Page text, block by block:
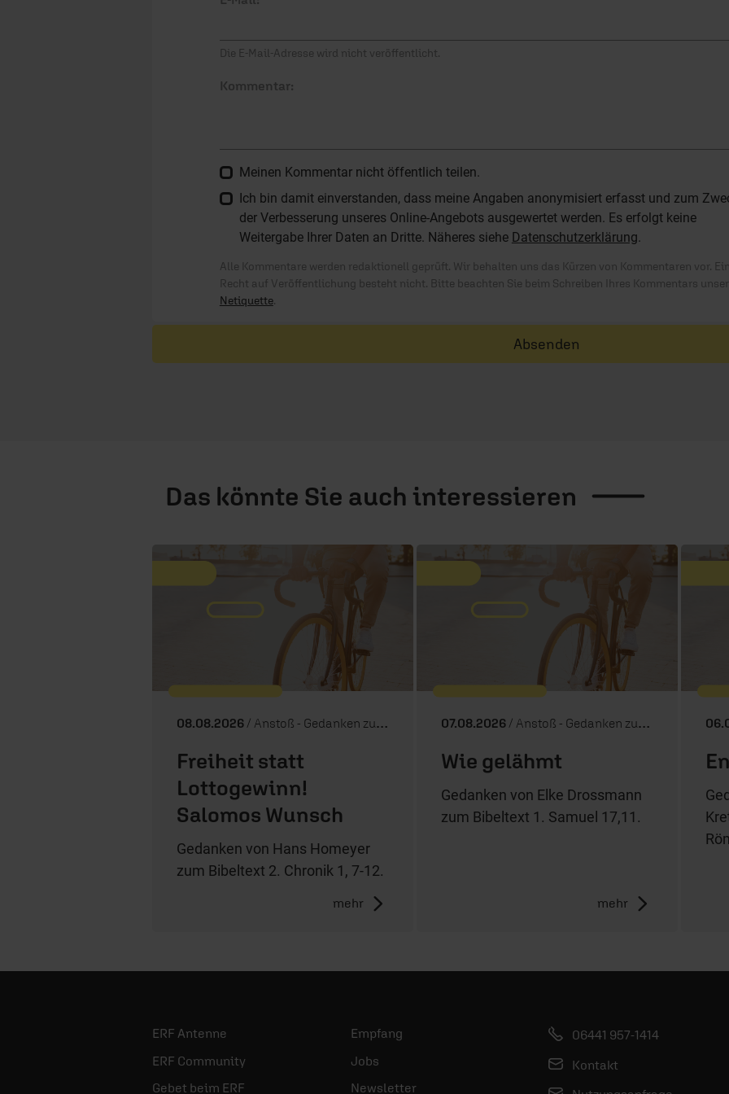
Die E-Mail-Adresse wird nicht veröffentlicht.
Kommentar:
Meinen Kommentar nicht öffentlich teilen.
Ich bin damit einverstanden, dass meine Angaben anonymisiert erfasst und zum
der Verbesserung unseres Online-Angebots ausgewertet werden. Es erfolgt keine
Weitergabe Ihrer Daten an Dritte. Näheres siehe Datenschutzerklärung.
Alle Kommentare werden redaktionell geprüft. Wir behalten uns das Kürzen von Kommentaren vor. Ein
Recht auf Veröffentlichung besteht nicht. Bitte beachten Sie beim Schreiben Ihres Kommentars
Netiquette.
Absenden
Das könnte Sie auch interessieren
08.08.2026 / Anstoß - Gedanken zum Tag
Freiheit statt
Lottogewinn!
Salomos Wunsch
Gedanken von Hans Homeyer
zum Bibeltext 2. Chronik 1, 7-12.
mehr
07.08.2026 / Anstoß - Gedanken zum Tag
Wie gelähmt
Gedanken von Elke Drossmann
zum Bibeltext 1. Samuel 17,11.
mehr
ERF Antenne
ERF Community
Gebet beim ERF
Empfang
Jobs
Newsletter
06441 957-1414
Kontakt